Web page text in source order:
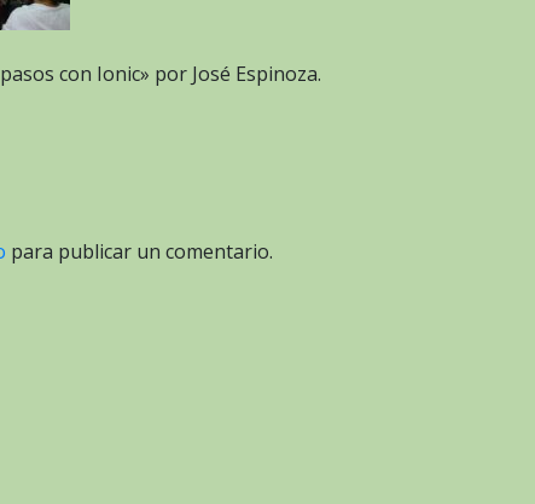
con Ionic» por José Espinoza.
para publicar un comentario.